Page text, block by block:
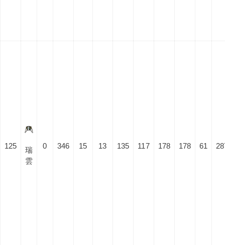
125
瑞
雲
0 346 15 13 135 117 178 178 61